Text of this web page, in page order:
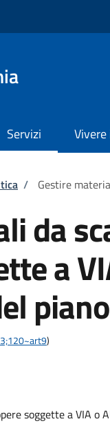
Servizi
/ Gestire
da
a
)
soggette a VIA o